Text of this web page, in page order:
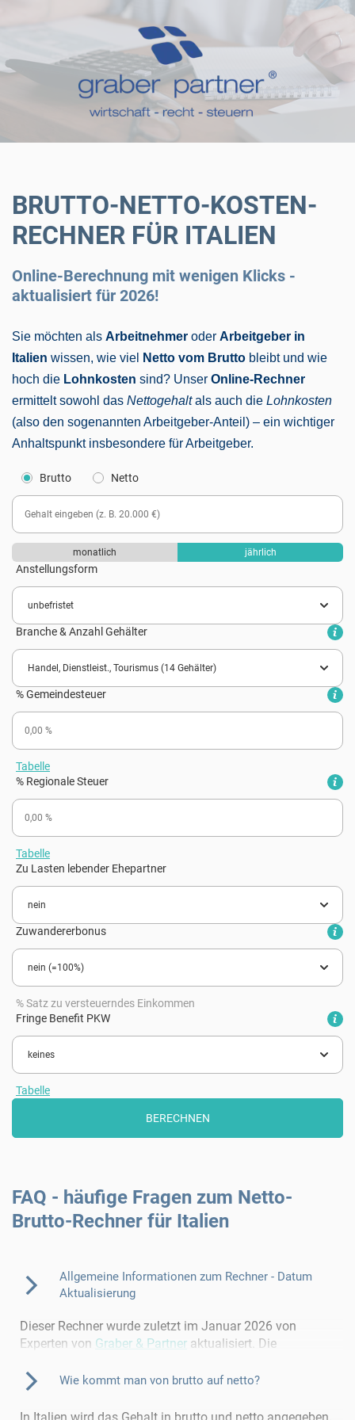
BRUTTO-NETTO-KOSTEN-
RECHNER FÜR ITALIEN
Online-Berechnung mit wenigen Klicks -
aktualisiert für 2026!
Sie möchten als Arbeitnehmer oder Arbeitgeber in
Italien wissen, wie viel Netto vom Brutto bleibt und wie
hoch die Lohnkosten sind? Unser Online-Rechner
ermittelt sowohl das Nettogehaltals auch die Lohnkosten
(also den sogenannten Arbeitgeber-Anteil) – ein wichtiger
Anhaltspunkt insbesondere für Arbeitgeber.
Brutto Netto
monatlich jährlich
Anstellungsform
Branche & Anzahl Gehälter
% Gemeindesteuer
Tabelle
% Regionale Steuer
Tabelle
Zu Lasten lebender Ehepartner
Zuwandererbonus
% Satz zu versteuerndes Einkommen
Fringe Benefit PKW
Tabelle
FAQ - häufige Fragen zum Netto-
Brutto-Rechner für Italien
Allgemeine Informationen zum Rechner - Datum
Aktualisierung
Dieser Rechner wurde zuletzt im Januar 2026 von
Experten von Graber & Partner aktualisiert. Die
Stand und stellt keine rechtverbindliche Auskunft dar.
Die neuen IRPEF-Sätze für 2026 sind integriert.
Wie kommt man von brutto auf netto?
In Italien wird das Gehalt in brutto und netto angegeben.